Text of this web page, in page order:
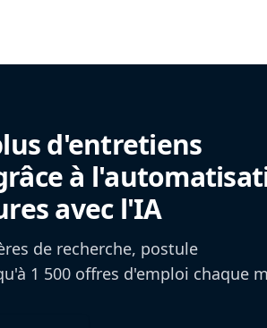
d'entretiens
à
avec l'IA
de recherche, postule
1 500 offres d'emploi chaque